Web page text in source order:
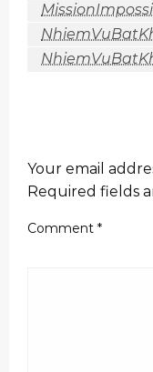
Your email
Required fields
Comment *